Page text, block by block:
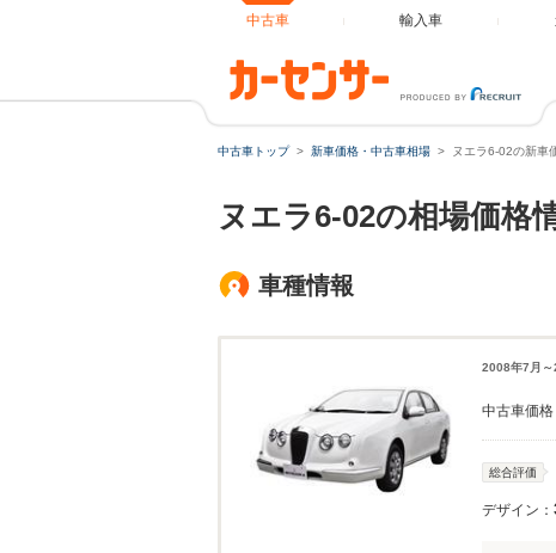
中古車 輸入車
中古車トップ 新車価格・中古車相場 ヌエラ6-02の新車
ヌエラ6-02の相場価格
車種情報
2008年7月
中古車価格
総合評価
デザイン：